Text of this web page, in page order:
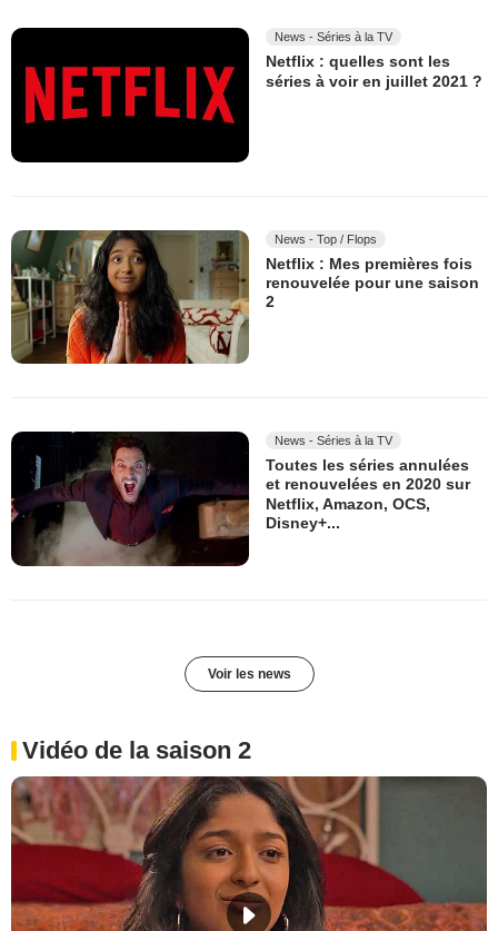
News - Séries à la TV
Netflix : quelles sont les
séries à voir en juillet 2021 ?
News - Top / Flops
Netflix : Mes premières fois
renouvelée pour une saison
2
News - Séries à la TV
Toutes les séries annulées
et renouvelées en 2020 sur
Netflix, Amazon, OCS,
Disney+...
Voir les news
Vidéo de la saison 2